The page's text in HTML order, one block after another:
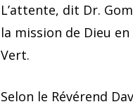
L’attente, dit Dr.
la mission de Dieu
Vert.
Selon le Révérend